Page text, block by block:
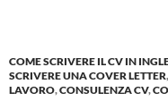
COME SCRIVERE IL CV IN
SCRIVERE UNA COVER LETTER,
LAVORO,CONSULENZA CV,